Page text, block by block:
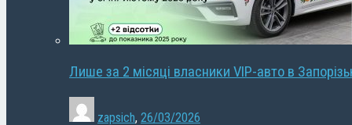
Лише за 2 місяці власники VIP-авто в
zapsich, 26/03/2026